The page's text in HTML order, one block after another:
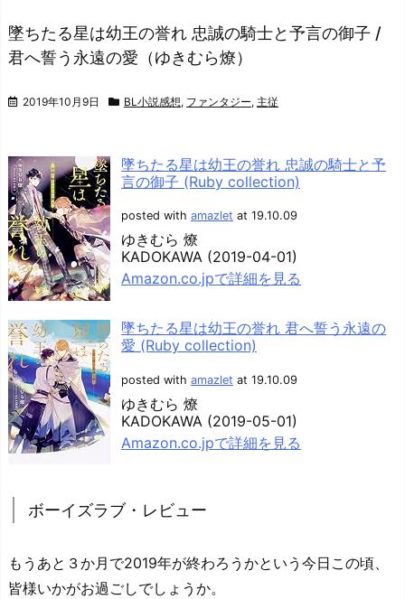
墜ちたる星は幼王の誉れ 忠誠の騎士と予言の御子 /
君へ誓う永遠の愛（ゆきむら燎）
2019年10月9日 BL小説感想, ファンタジー, 主従
墜ちたる星は幼王の誉れ 忠誠の騎士と予
言の御子 (Ruby collection)
posted with amazlet at 19.10.09
ゆきむら 燎
KADOKAWA (2019-04-01)
Amazon.co.jpで詳細を見る
墜ちたる星は幼王の誉れ 君へ誓う永遠の
愛 (Ruby collection)
posted with amazlet at 19.10.09
ゆきむら 燎
KADOKAWA (2019-05-01)
Amazon.co.jpで詳細を見る
ボーイズラブ・レビュー
もうあと３か月で2019年が終わろうかという今日この頃、
皆様いかがお過ごしでしょうか。